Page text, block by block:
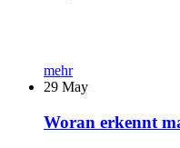
mehr
29 May
Woran erkennt